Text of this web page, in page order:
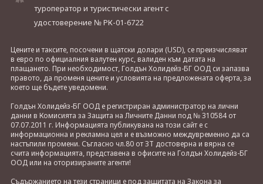
туроператор и туристически агент с
удостоверение № РК-01-6722
Цените и таксите, посочени в щатски долари (USD), се преизчисляват
в евро по официалния валутен курс, валиден към датата на
плащането. При необходимост, Голдън Холидейз-БГ ООД си запазва
правото, да променя цените и условията на предложената оферта, за
което ще бъдете уведомени.
Голдън Холидейз-БГ ООД е регистриран администратор на лични
данни в Комисията за Защита на Личните Данни под № 310584 от
07.07.2011 г. Информацията публикувана на този сайт е с
информационна и рекламна цел и е възможно междувременно да са
настъпили промени. Съгласно чл.80 от ЗТ достоверна и вярна се
счита информацията, представена в офисите на Голдън Холидейз-БГ
ООД или на оторизираните агенти!
Съдържанието на тези страници е под защитата на Закона за